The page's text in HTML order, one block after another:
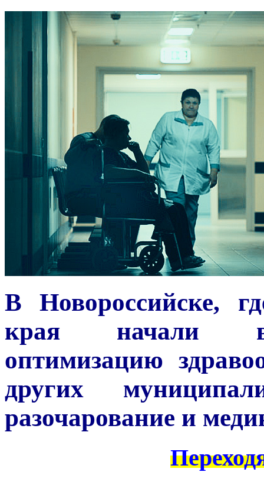
В Новороссийске,
края начали
оптимизацию
других
разочарование и